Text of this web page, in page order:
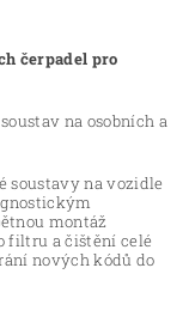
čerpadel pro
na osobních a
soustavy na vozidle
montáž
filtru a čištění celé
nových kódů do